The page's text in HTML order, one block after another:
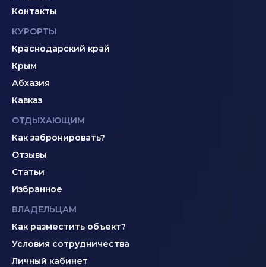
Контакты
КУРОРТЫ
Краснодарский край
Крым
Абхазия
Кавказ
ОТДЫХАЮЩИМ
Как забронировать?
Отзывы
Статьи
Избранное
ВЛАДЕЛЬЦАМ
Как разместить объект?
Условия сотрудничества
Личный кабинет